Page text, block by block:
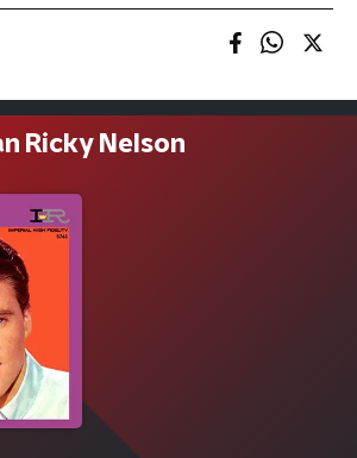
Ricky Nelson